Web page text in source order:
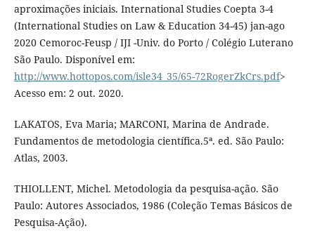
aproximações iniciais. International Studies Coepta 3-4
(International Studies on Law & Education 34-45) jan-ago
2020 Cemoroc-Feusp / IJI -Univ. do Porto / Colégio Luterano
São Paulo. Disponível em:
http://www.hottopos.com/isle34_35/65-72RogerZkCrs.pdf>
Acesso em: 2 out. 2020.
LAKATOS, Eva Maria; MARCONI, Marina de Andrade.
Fundamentos de metodologia científica.5ª. ed. São Paulo:
Atlas, 2003.
THIOLLENT, Michel. Metodologia da pesquisa-ação. São
Paulo: Autores Associados, 1986 (Coleção Temas Básicos de
Pesquisa-Ação).